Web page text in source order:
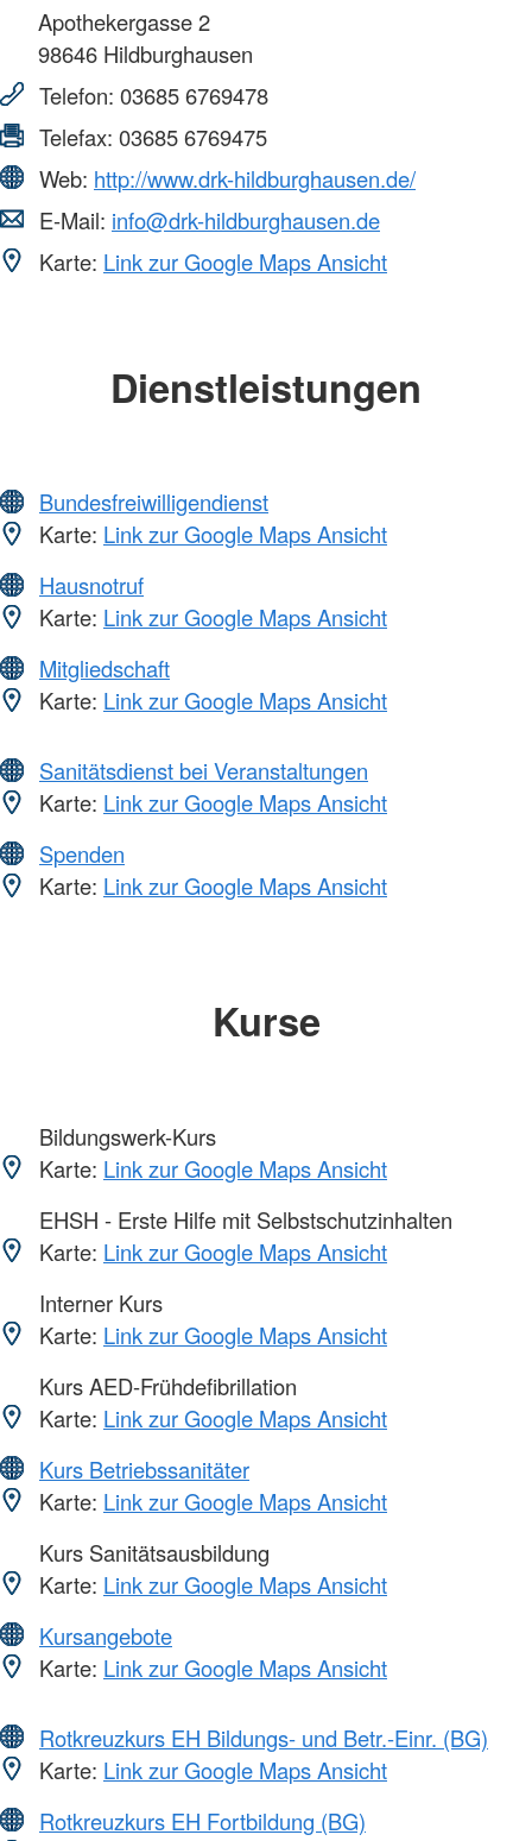
Apothekergasse 2
98646 Hildburghausen
Telefon: 03685 6769478
Telefax: 03685 6769475
Web: http://www.drk-hildburghausen.de/
E-Mail: info@drk-hildburghausen.de
Karte: Link zur Google Maps Ansicht
Dienstleistungen
Bundesfreiwilligendienst
Karte: Link zur Google Maps Ansicht
Hausnotruf
Karte: Link zur Google Maps Ansicht
Mitgliedschaft
Karte: Link zur Google Maps Ansicht
Sanitätsdienst bei Veranstaltungen
Karte: Link zur Google Maps Ansicht
Spenden
Karte: Link zur Google Maps Ansicht
Kurse
Bildungswerk-Kurs
Karte: Link zur Google Maps Ansicht
EHSH - Erste Hilfe mit Selbstschutzinhalten
Karte: Link zur Google Maps Ansicht
Interner Kurs
Karte: Link zur Google Maps Ansicht
Kurs AED-Frühdefibrillation
Karte: Link zur Google Maps Ansicht
Kurs Betriebssanitäter
Karte: Link zur Google Maps Ansicht
Kurs Sanitätsausbildung
Karte: Link zur Google Maps Ansicht
Kursangebote
Karte: Link zur Google Maps Ansicht
Rotkreuzkurs EH Bildungs- und Betr.-Einr. (BG)
Karte: Link zur Google Maps Ansicht
Rotkreuzkurs EH Fortbildung (BG)